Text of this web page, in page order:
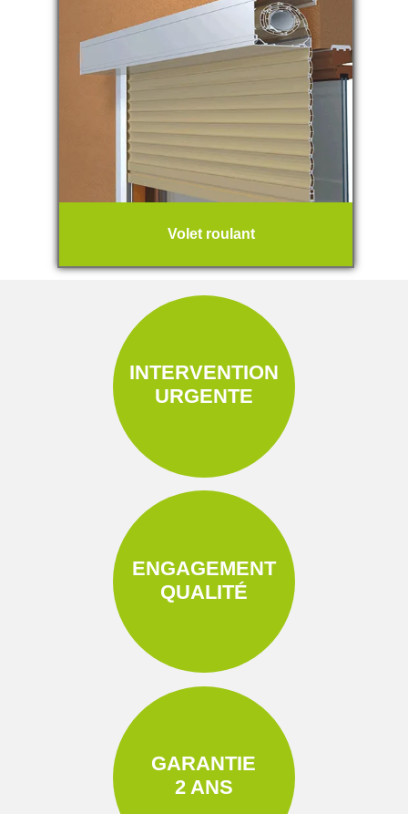
Volet roulant
INTERVENTION
URGENTE
ENGAGEMENT
QUALITÉ
GARANTIE
2 ANS